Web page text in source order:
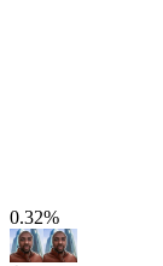
0.32%